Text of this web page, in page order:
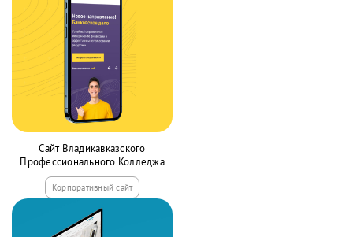
Сайт Владикавказского
Профессионального Колледжа
Корпоративный сайт